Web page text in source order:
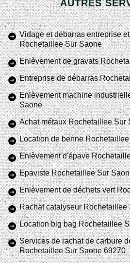
AUTRES
Vidage et débarras entreprise
Rochetaillee Sur Saone
Enlèvement de gravats
Entreprise de débarras
Enlèvement machine
Saone
Achat métaux Rochetaillee Sur
Location de benne
Enlèvement d'épave
Epaviste Rochetaillee Sur
Enlèvement de déchets vert
Rachat catalyseur Rochetaillee
Location big bag Rochetaillee
Services de rachat de carbure
Rochetaillee Sur Saone 69270